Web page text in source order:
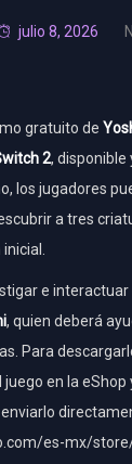
julio 8, 2026
gratuito de
2, disponible
los jugadores
a tres
e
, quien deberá
Para
en la eShop
es-mx/